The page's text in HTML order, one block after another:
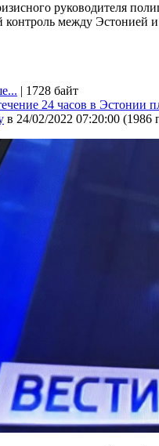
руководителя
между Эстонией
| 1728 байт
24 часов в Эстонии
в 24/02/2022 07:20:00 (1986